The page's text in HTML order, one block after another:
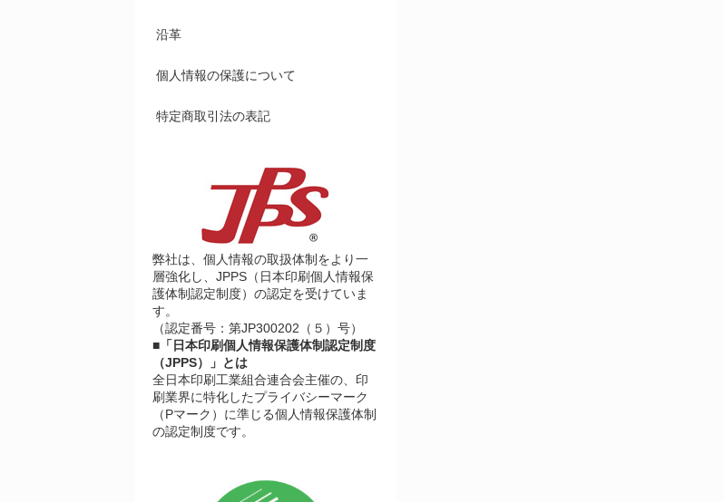
沿革
個人情報の保護について
特定商取引法の表記
弊社は、個人情報の取扱体制をより一
層強化し、JPPS（日本印刷個人情報保
護体制認定制度）の認定を受けていま
す。
（認定番号：第JP300202（５）号）
■「日本印刷個人情報保護体制認定制度
（JPPS）」とは
全日本印刷工業組合連合会主催の、印
刷業界に特化したプライバシーマーク
（Pマーク）に準じる個人情報保護体制
の認定制度です。